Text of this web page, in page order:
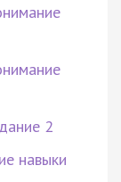
2
навыки